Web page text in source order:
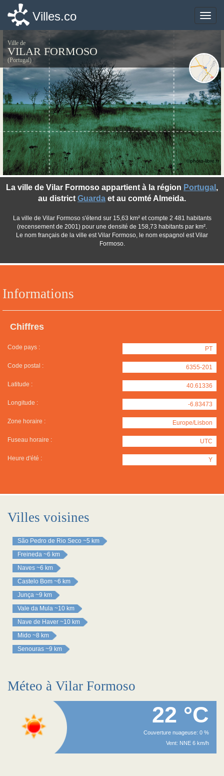
Toggle
Villes.co
Ville de
VILAR FORMOSO
(Portugal)
Informations
Chiffres
Code pays : PT
Code postal : 6355-201
Latitude : 40.61336
Longitude : -6.83473
Zone horaire : Europe/Lisbon
Fuseau horaire : UTC
Heure d'été : Y
La ville de Vilar Formoso appartient à la région Portugal ,
au district Guarda et au comté Almeida.
La ville de Vilar Formoso s'étend sur 15,63 km² et compte 2 481 habitants
(recensement de 2001) pour une densité de 158,73 habitants par km².
Le nom français de la ville est Vilar Formoso, le nom espagnol est Vilar
Formoso.
©photo-libre.fr
Villes voisines
São Pedro de Rio Seco ~5 km
Freineda ~6 km
Naves ~6 km
Castelo Bom ~6 km
Junça ~9 km
Vale da Mula ~10 km
Nave de Haver ~10 km
Mido ~8 km
Senouras ~9 km
Méteo à Vilar Formoso
22 °C
Couverture nuageuse: 0 %
Vent: NNE 6 km/h
Toggle
Villes.co